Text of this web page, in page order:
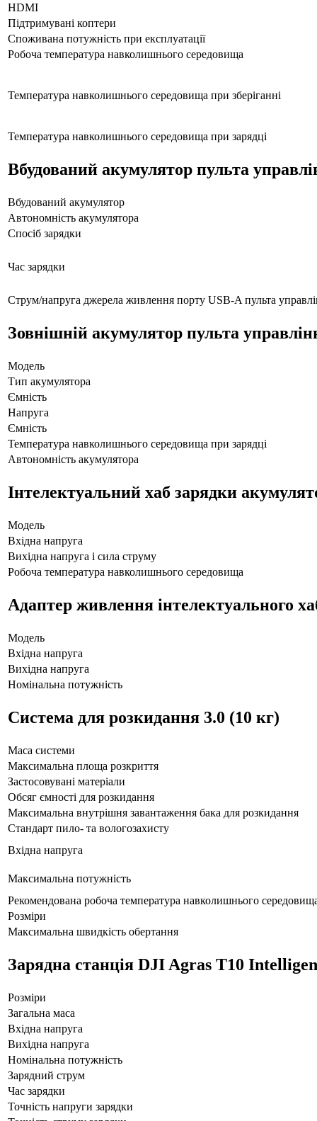
HDMI
Підтримувані коптери
Споживана потужність при експлуатації
Робоча температура навколишнього середовища
Температура навколишнього середовища при зберіганні
Температура навколишнього середовища при зарядці
Вбудований акумулятор пульта
Вбудований акумулятор
Автономність акумулятора
Спосіб зарядки
Час зарядки
Струм/напруга джерела живлення порту USB-A пульта
Зовнішній акумулятор пульта
Модель
Тип акумулятора
Ємність
Напруга
Ємність
Температура навколишнього середовища при зарядці
Автономність акумулятора
Інтелектуальний хаб зарядки
Модель
Вхідна напруга
Вихідна напруга і сила струму
Робоча температура навколишнього середовища
Адаптер живлення інтелектуального
Модель
Вхідна напруга
Вихідна напруга
Номінальна потужність
Система для розкидання 3.0 (10 кг)
Маса системи
Максимальна площа розкриття
Застосовувані матеріали
Обсяг ємності для розкидання
Максимальна внутрішня завантаження бака для розкидання
Стандарт пило- та вологозахисту
Вхідна напруга
Максимальна потужність
Рекомендована робоча температура навколишнього
Розміри
Максимальна швидкість обертання
Зарядна станція DJI Agras T10
Розміри
Загальна маса
Вхідна напруга
Вихідна напруга
Номінальна потужність
Зарядний струм
Час зарядки
Точність напруги зарядки